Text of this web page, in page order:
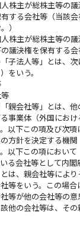
株主が総株主等の
する会社等（当該
）
株主が総株主等の
議決権を保有する会
子法人等」とは、
をいう。
親会社等」とは、
事業体（外国にお
以下この項及び次
方針を決定する機
以下この項におい
る会社等として内
は、親会社等によ
等をいう。この場
等が他の会社等の
他の会社等は、そ